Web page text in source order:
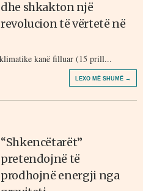
dhe shkakton një
revolucion të vërtetë në
kanë filluar (15 prill...
LEXO MË SHUMË →
“Shkencëtarët”
pretendojnë të
prodhojnë energji nga